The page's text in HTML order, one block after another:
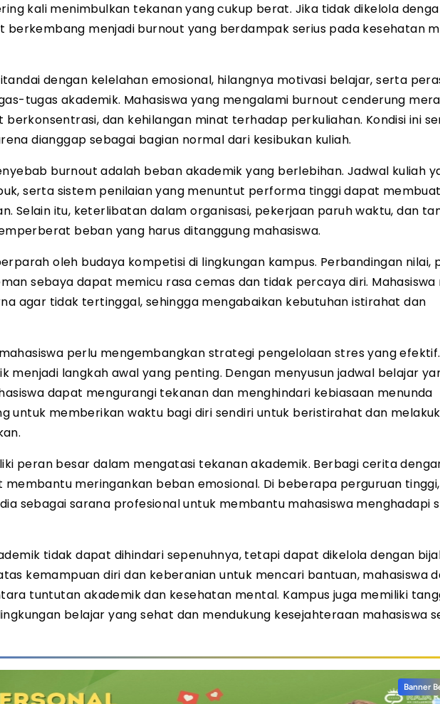
kali menimbulkan tekanan yang cukup berat. Jika tidak dikelola
berkembang menjadi burnout yang berdampak serius pada kesehatan
dengan kelelahan emosional, hilangnya motivasi belajar, serta
tugas akademik. Mahasiswa yang mengalami burnout cenderung
dan kehilangan minat terhadap perkuliahan. Kondisi ini
dianggap sebagai bagian normal dari kesibukan kuliah.
burnout adalah beban akademik yang berlebihan. Jadwal kuliah
serta sistem penilaian yang menuntut performa tinggi dapat membuat
Selain itu, keterlibatan dalam organisasi, pekerjaan paruh waktu, dan
beban yang harus ditanggung mahasiswa.
oleh budaya kompetisi di lingkungan kampus. Perbandingan nilai,
sebaya dapat memicu rasa cemas dan tidak percaya diri. Mahasiswa
agar tidak tertinggal, sehingga mengabaikan kebutuhan istirahat dan
perlu mengembangkan strategi pengelolaan stres yang efektif.
menjadi langkah awal yang penting. Dengan menyusun jadwal belajar
dapat mengurangi tekanan dan menghindari kebiasaan menunda
untuk memberikan waktu bagi diri sendiri untuk beristirahat dan
peran besar dalam mengatasi tekanan akademik. Berbagi cerita
membantu meringankan beban emosional. Di beberapa perguruan
sebagai sarana profesional untuk membantu mahasiswa menghadapi
tidak dapat dihindari sepenuhnya, tetapi dapat dikelola dengan
kemampuan diri dan keberanian untuk mencari bantuan, mahasiswa
tuntutan akademik dan kesehatan mental. Kampus juga memiliki
belajar yang sehat dan mendukung kesejahteraan mahasiswa
Banner